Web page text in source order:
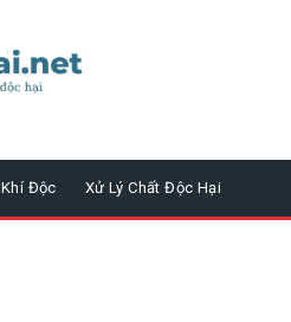
Khí Độc Xử Lý Chất Độc Hại